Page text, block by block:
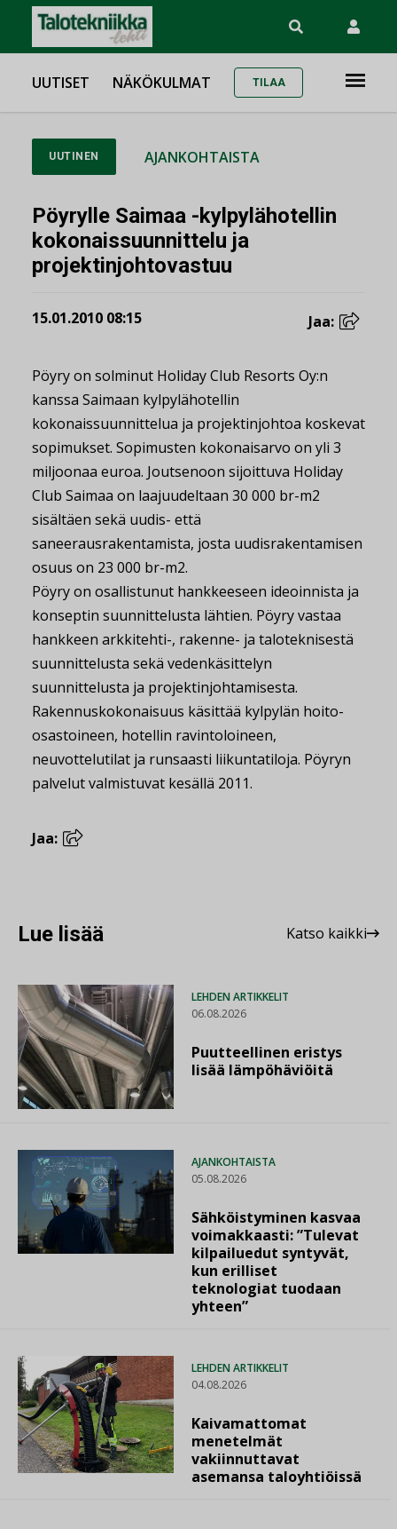
UUTISET NÄKÖKULMAT TILAA
UUTINEN AJANKOHTAISTA
Pöyrylle Saimaa -kylpylähotellin
kokonaissuunnittelu ja
projektinjohtovastuu
15.01.2010 08:15 Jaa:
Pöyry on solminut Holiday Club Resorts Oy:n
kanssa Saimaan kylpylähotellin
kokonaissuunnittelua ja projektinjohtoa koskevat
sopimukset. Sopimusten kokonaisarvo on yli 3
miljoonaa euroa. Joutsenoon sijoittuva Holiday
Club Saimaa on laajuudeltaan 30 000 br-m2
sisältäen sekä uudis- että
saneerausrakentamista, josta uudisrakentamisen
osuus on 23 000 br-m2.
Pöyry on osallistunut hankkeeseen ideoinnista ja
konseptin suunnittelusta lähtien. Pöyry vastaa
hankkeen arkkitehti-, rakenne- ja taloteknisestä
suunnittelusta sekä vedenkäsittelyn
suunnittelusta ja projektinjohtamisesta.
Rakennuskokonaisuus käsittää kylpylän hoito-
osastoineen, hotellin ravintoloineen,
neuvottelutilat ja runsaasti liikuntatiloja. Pöyryn
palvelut valmistuvat kesällä 2011.
Jaa:
Lue lisää Katso kaikki
LEHDEN ARTIKKELIT
06.08.2026
Puutteellinen eristys
lisää lämpöhäviöitä
AJANKOHTAISTA
05.08.2026
Sähköistyminen kasvaa
voimakkaasti: ”Tulevat
kilpailuedut syntyvät,
kun erilliset
teknologiat tuodaan
yhteen”
LEHDEN ARTIKKELIT
04.08.2026
Kaivamattomat
menetelmät
vakiinnuttavat
asemansa taloyhtiöissä